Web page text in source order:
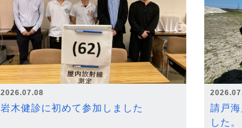
2026.07.08
岩木健診に初めて参加しました
請戸
した。